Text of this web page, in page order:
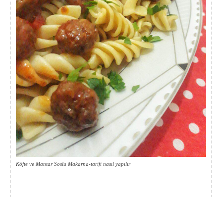
Köfte ve Mantar Soslu Makarna-tarifi nasıl yapılır